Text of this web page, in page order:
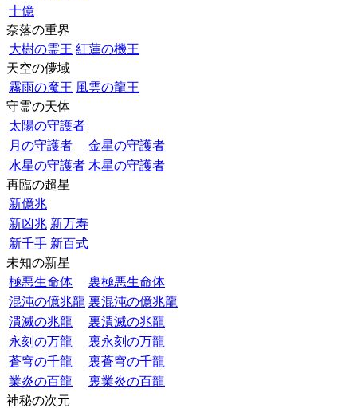
十億
奈落の重界
大樹の霊王 紅蓮の機王
天空の儚域
霧雨の魔王 風雲の龍王
守霊の天体
太陽の守護者
月の守護者
金星の守護者
水星の守護者 木星の守護者
再臨の超星
新億兆
新凶兆 新万寿
新千手 新百式
未知の新星
極悪生命体
裏極悪生命体
混沌の億兆龍 裏混沌の億兆龍
潰滅の兆龍
裏潰滅の兆龍
永刻の万龍
裏永刻の万龍
蒼穹の千龍
裏蒼穹の千龍
業炎の百龍
裏業炎の百龍
神秘の次元